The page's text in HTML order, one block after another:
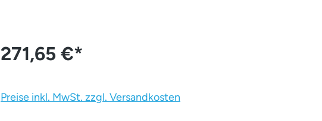
271,65 €*
Preise inkl. MwSt. zzgl. Versandkosten